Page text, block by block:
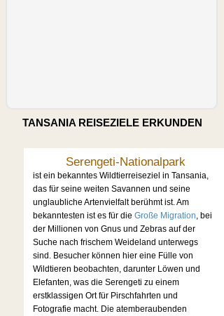
TANSANIA REISEZIELE ERKUNDEN
Serengeti-Nationalpark
ist ein bekanntes Wildtierreiseziel in Tansania,
das für seine weiten Savannen und seine
unglaubliche Artenvielfalt berühmt ist. Am
bekanntesten ist es für die Große Migration , bei
der Millionen von Gnus und Zebras auf der
Suche nach frischem Weideland unterwegs
sind. Besucher können hier eine Fülle von
Wildtieren beobachten, darunter Löwen und
Elefanten, was die Serengeti zu einem
erstklassigen Ort für Pirschfahrten und
Fotografie macht. Die atemberaubenden